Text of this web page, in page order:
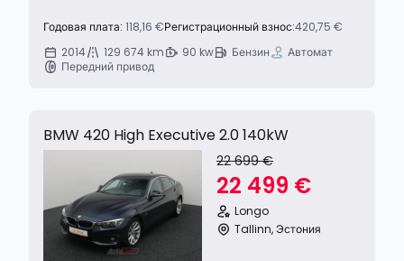
Годовая плата: 118,16 €Регистрационный взнос:420,75 €
2014
129 674 km 90 kw Бензин
Автомат
Передний привод
BMW 420 High Executive 2.0 140kW
22 699 €
22 499 €
Longo
Tallinn, Эстония